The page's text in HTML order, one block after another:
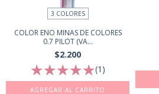
3 COLORES
COLOR ENO MINAS DE COLORES
0.7 PILOT (VA...
$2.200
(1)
AGREGAR AL CARRITO